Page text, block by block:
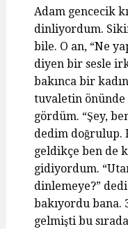
Adam gencecik
dinliyordum.
bile. O an, “Ne
diyen bir sesle
bakınca bir
tuvaletin önünde
gördüm. “Şey,
dedim doğrulup.
geldikçe ben de
gidiyordum.
dinlemeye?”
bakıyordu bana.
gelmişti bu